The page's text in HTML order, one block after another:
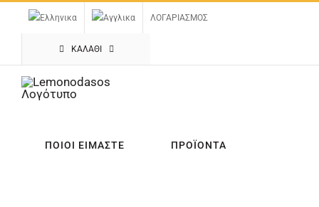
Μετάβαση
περιεχόμενο
ΛΟΓΑΡΙΑΣΜΟΣ
ΚΑΛΑΘΙ
ΠΟΙΟΙ ΕΙΜΑΣΤΕ ΠΡΟΪΟΝΤΑ